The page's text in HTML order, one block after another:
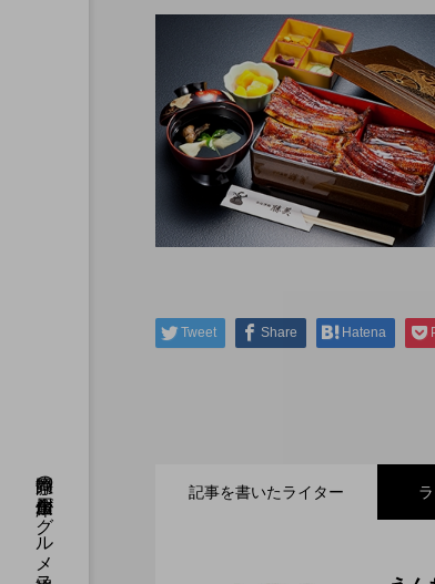
Tweet Share Hatena
記事を書いたライター
小さなお子さ